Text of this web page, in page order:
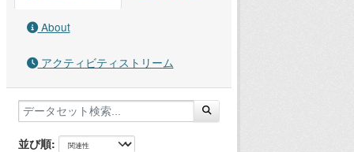
About
アクティビティストリーム
並び順